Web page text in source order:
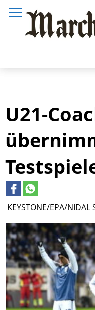
KEYSTONE/EPA/NIDAL
U21-